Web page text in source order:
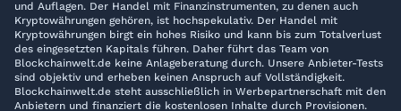
und Auflagen. Der Handel mit Finanzinstrumenten, zu denen auch
Kryptowährungen gehören, ist hochspekulativ. Der Handel mit
Kryptowährungen birgt ein hohes Risiko und kann bis zum Totalverlust
des eingesetzten Kapitals führen. Daher führt das Team von
Blockchainwelt.de keine Anlageberatung durch. Unsere Anbieter-Tests
sind objektiv und erheben keinen Anspruch auf Vollständigkeit.
Blockchainwelt.de steht ausschließlich in Werbepartnerschaft mit den
Anbietern und finanziert die kostenlosen Inhalte durch Provisionen.